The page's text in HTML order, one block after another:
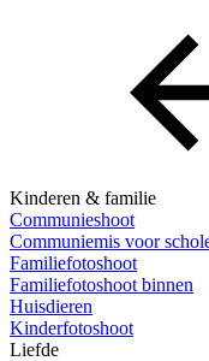
Kinderen & familie
Communieshoot
Communiemis voor
Familiefotoshoot
Familiefotoshoot binnen
Huisdieren
Kinderfotoshoot
Liefde